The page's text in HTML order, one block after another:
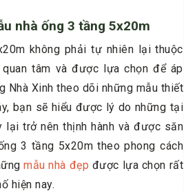
nhà ống 3 tầng 5x20m
không phải tự nhiên lại thuộc
tâm và được lựa chọn để áp
Nhà Xinh theo dõi những mẫu thiết
bạn sẽ hiểu được lý do những tại
lại trở nên thịnh hành và được săn
3 tầng 5x20m theo phong cách
mẫu nhà đẹp được lựa chọn rất
hiện nay.